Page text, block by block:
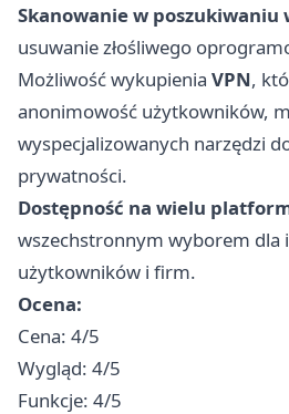
Skanowanie w poszukiwaniu
usuwanie złośliwego
Możliwość wykupienia VPN,
anonimowość użytkowników,
wyspecjalizowanych narzędzi
prywatności.
Dostępność na wielu
wszechstronnym wyborem dla
użytkowników i firm.
Ocena:
Cena: 4/5
Wygląd: 4/5
Funkcje: 4/5